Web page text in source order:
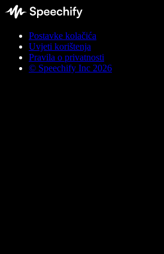
Postavke kolačića
Uvjeti korištenja
Pravila o privatnosti
© Speechify Inc 2026